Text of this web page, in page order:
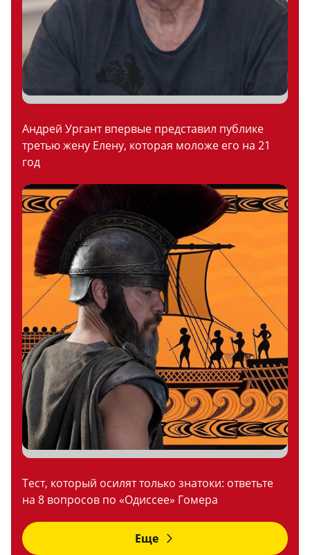
Андрей Ургант впервые представил публике
третью жену Елену, которая моложе его на 21
год
Тест, который осилят только знатоки: ответьте
на 8 вопросов по «Одиссее» Гомера
Еще